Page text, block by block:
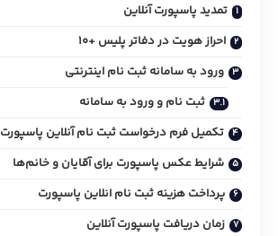
تمدید پاسپورت آنلاین
احراز هویت در دفاتر پلیس +10
ورود به سامانه ثبت نام اینترنتی
ثبت نام و ورود به سامانه
تکمیل فرم درخواست ثبت نام آنلاین پاسپورت
شرایط عکس پاسپورت برای آقایان و خانم‌ها
پرداخت هزینه ثبت نام انلاین پاسپورت
زمان دریافت پاسپورت آنلاین